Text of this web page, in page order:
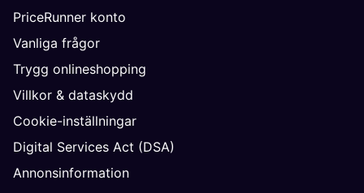
PriceRunner konto
Vanliga frågor
Trygg onlineshopping
Villkor & dataskydd
Cookie-inställningar
Digital Services Act (DSA)
Annonsinformation